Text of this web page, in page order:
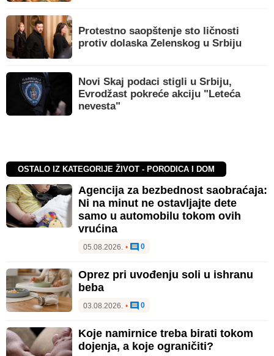
Protestno saopštenje sto ličnosti
protiv dolaska Zelenskog u Srbiju
Novi Skaj podaci stigli u Srbiju,
Evrodžast pokreće akciju "Leteća
nevesta"
OSTALO IZ KATEGORIJE ŽIVOT - PORODICA I DOM
Agencija za bezbednost saobraćaja:
Ni na minut ne ostavljajte dete
samo u automobilu tokom ovih
vrućina
05.08.2026. • 0
Oprez pri uvođenju soli u ishranu
beba
03.08.2026. • 0
Koje namirnice treba birati tokom
dojenja, a koje ograničiti?